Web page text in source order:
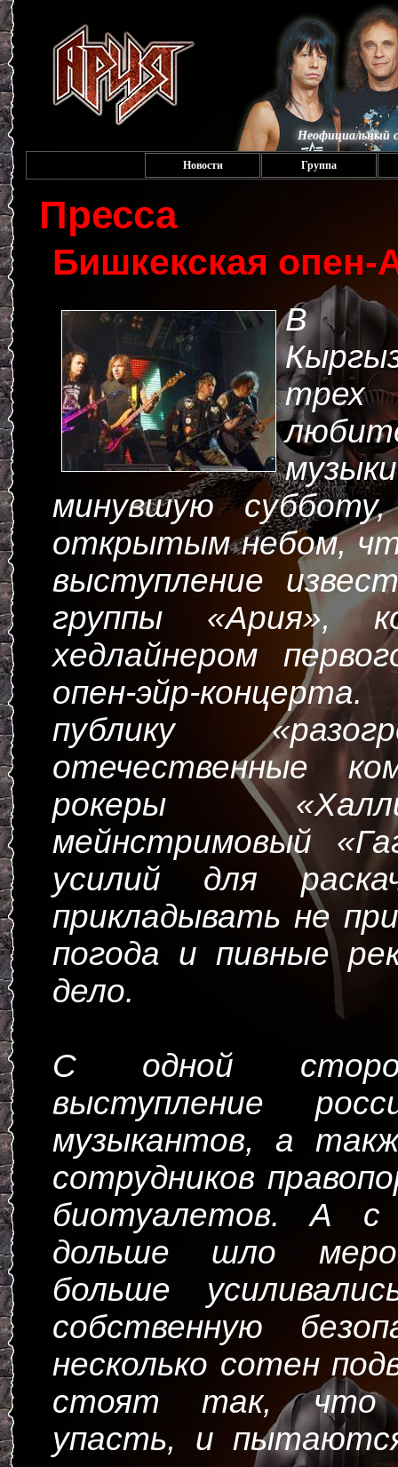
Неофициальный
Новости Группа
Пресса
Бишкекская опен-
В
минувшую
открытым небом,
выступление
группы «Ария»,
хедлайнером
опен-эйр-
публику
отечественные
рокеры
мейнстримовый
усилий для
прикладывать не
погода и пивные
дело.
С одной
выступление
музыкантов, а
сотрудников
биотуалетов. А
дольше шло
больше
собственную
несколько сотен
стоят так, что
упасть, и